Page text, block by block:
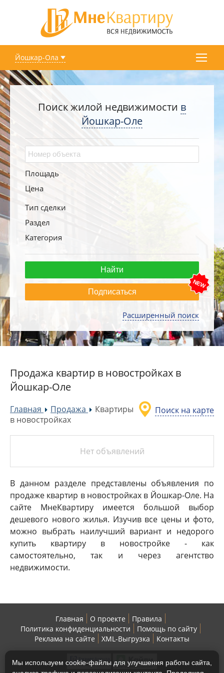
Йошкар-Ола
Поиск жилой недвижимости в
Йошкар-Оле
Площадь
Цена
Тип сделки
Раздел
Категория
Подписаться
Расширенный поиск
Продажа квартир в новостройках в
Йошкар-Оле
Поиск на карте
Главная »Продажа »Квартиры
в новостройках
Нет объявлений
В данном разделе представлены объявления по
продаже квартир в новостройках в Йошкар-Оле. На
сайте МнеКвартиру имеется большой выбор
дешевого нового жилья. Изучив все цены и фото,
можно выбрать наилучший вариант и недорого
купить квартиру в новостройке - как
самостоятельно, так и через агентство
недвижимости.
Главная О проекте
Правила
Политика конфиденциальности
Помощь по сайту
Реклама на сайте
XML-Выгрузка Контакты
Мы используем cookie-файлы для улучшения работы сайта,